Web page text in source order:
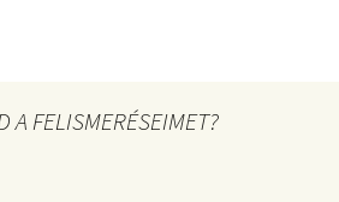
A FELISMERÉSEIMET?